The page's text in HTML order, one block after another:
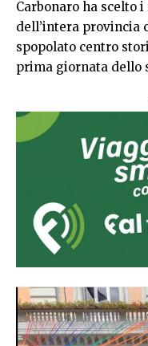
Carbonaro ha scelto
dell’intera provincia
spopolato centro
prima giornata dello